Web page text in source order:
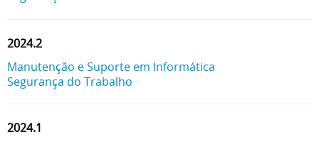
2024.2
Manutenção e Suporte em Informática
Segurança do Trabalho
2024.1